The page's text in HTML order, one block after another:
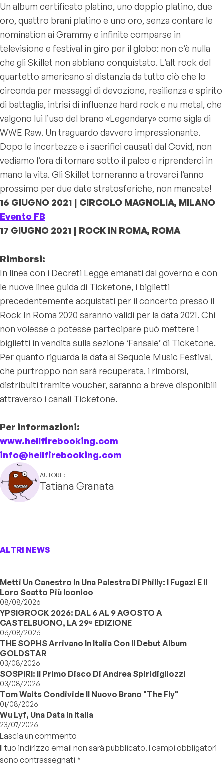
Un album certificato platino, uno doppio platino, due
oro, quattro brani platino e uno oro, senza contare le
nomination ai Grammy e infinite comparse in
televisione e festival in giro per il globo: non c’è nulla
che gli Skillet non abbiano conquistato. L’alt rock del
quartetto americano si distanzia da tutto ciò che lo
circonda per messaggi di devozione, resilienza e spirito
di battaglia, intrisi di influenze hard rock e nu metal, che
valgono lui l’uso del brano «Legendary» come sigla di
WWE Raw. Un traguardo davvero impressionante.
Dopo le incertezze e i sacrifici causati dal Covid, non
vediamo l’ora di tornare sotto il palco e riprenderci in
mano la vita. Gli Skillet torneranno a trovarci l’anno
prossimo per due date stratosferiche, non mancate!
16 GIUGNO 2021 | CIRCOLO MAGNOLIA, MILANO
Evento FB
17 GIUGNO 2021 | ROCK IN ROMA, ROMA
Rimborsi:
In linea con i Decreti Legge emanati dal governo e con
le nuove linee guida di Ticketone, i biglietti
precedentemente acquistati per il concerto presso il
Rock In Roma 2020 saranno validi per la data 2021. Chi
non volesse o potesse partecipare può mettere i
biglietti in vendita sulla sezione ‘Fansale’ di Ticketone.
Per quanto riguarda la data al Sequoie Music Festival,
che purtroppo non sarà recuperata, i rimborsi,
distribuiti tramite voucher, saranno a breve disponibili
attraverso i canali Ticketone.
Per informazioni:
www.hellfirebooking.com
info@hellfirebooking.com
AUTORE:
Tatiana Granata
ALTRI NEWS
Metti Un Canestro In Una Palestra Di Philly: I Fugazi E Il
Loro Scatto Più Iconico
08/08/2026
YPSIGROCK 2026: DAL 6 AL 9 AGOSTO A
CASTELBUONO, LA 29ª EDIZIONE
06/08/2026
THE SOPHS Arrivano In Italia Con Il Debut Album
GOLDSTAR
03/08/2026
SOSPIRI: Il Primo Disco Di Andrea Spiridigliozzi
03/08/2026
Tom Waits Condivide Il Nuovo Brano "The Fly"
01/08/2026
Wu Lyf, Una Data In Italia
23/07/2026
Lascia un commento
Il tuo indirizzo email non sarà pubblicato. I campi obbligatori
sono contrassegnati *